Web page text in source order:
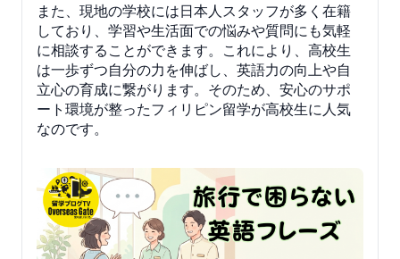
また、現地の学校には日本人スタッフが多く在籍
しており、学習や生活面での悩みや質問にも気軽
に相談することができます。これにより、高校生
は一歩ずつ自分の力を伸ばし、英語力の向上や自
立心の育成に繋がります。そのため、安心のサポ
ート環境が整ったフィリピン留学が高校生に人気
なのです。